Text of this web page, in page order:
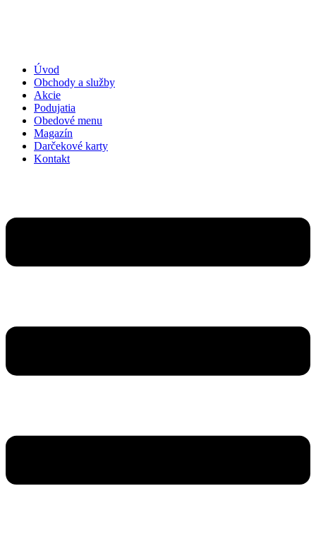
Úvod
Obchody a služby
Akcie
Podujatia
Obedové menu
Magazín
Darčekové karty
Kontakt